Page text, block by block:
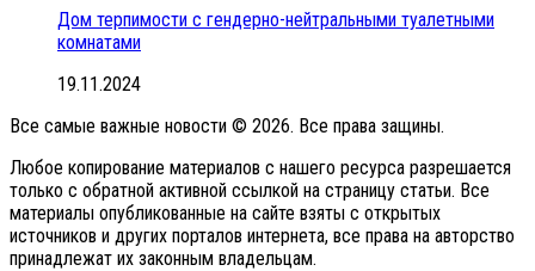
Дом терпимости с гендерно-нейтральными туалетными
комнатами
19.11.2024
Все самые важные новости © 2026. Все права защины.
Любое копирование материалов с нашего ресурса разрешается
только с обратной активной ссылкой на страницу статьи. Все
материалы опубликованные на сайте взяты с открытых
источников и других порталов интернета, все права на авторство
принадлежат их законным владельцам.